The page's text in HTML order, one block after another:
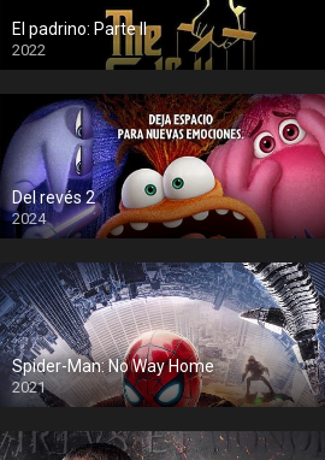
El padrino: Parte II
2022
Del revés 2
2024
Spider-Man: No Way Home
2021